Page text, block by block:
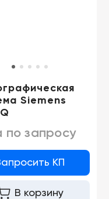
Siemens
по запросу
КП
В корзину